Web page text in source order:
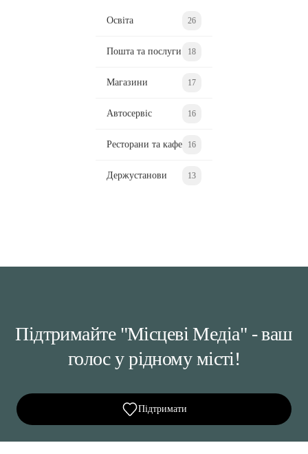
Освіта 26
Пошта та послуги 18
Магазини 17
Автосервіс 16
Ресторани та кафе 16
Держустанови 13
Підтримайте "Місцеві Медіа" - ваш
голос у рідному місті!
Підтримати